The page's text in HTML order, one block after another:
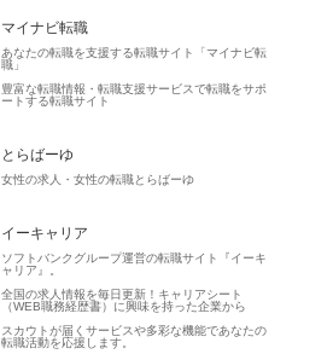
マイナビ転職
あなたの転職を支援する転職サイト「マイナビ転
職」
豊富な転職情報・転職支援サービスで転職をサポ
ートする転職サイト
とらばーゆ
女性の求人・女性の転職とらばーゆ
イーキャリア
ソフトバンクグループ運営の転職サイト『イーキ
ャリア』。
全国の求人情報を毎日更新！キャリアシート
（WEB職務経歴書）に興味を持った企業から
スカウトが届くサービスや多彩な機能であなたの
転職活動を応援します。